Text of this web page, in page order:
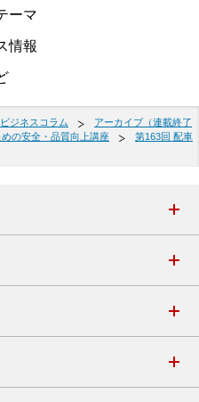
ーマ
情報
ビジネスコラム
アーカイブ（連載終了
の安全・品質向上講座
第163回 配車